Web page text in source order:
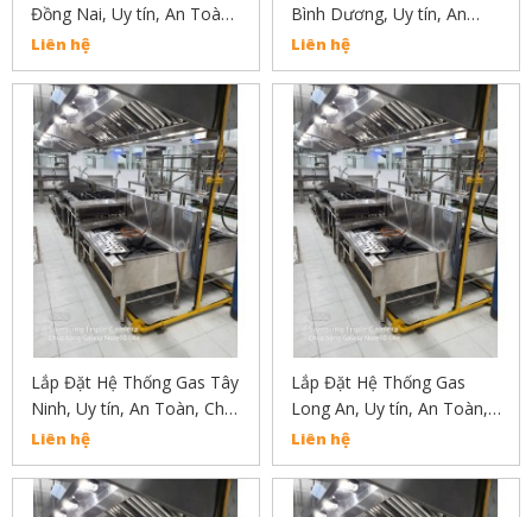
Đồng Nai, Uy tín, An Toàn,
Chất Lượng Liên Hẹ :
02838304030
Liên hệ
Bình Dương, Uy tín, An
Toàn, Chất Lượng Liên Hẹ
: 02838304030
Liên hệ
Lắp Đặt Hệ Thống Gas Tây
Ninh, Uy tín, An Toàn, Chất
Lượng Liên Hẹ :
02838304030
Liên hệ
Lắp Đặt Hệ Thống Gas
Long An, Uy tín, An Toàn,
Chất Lượng Liên Hẹ :
02838304030
Liên hệ